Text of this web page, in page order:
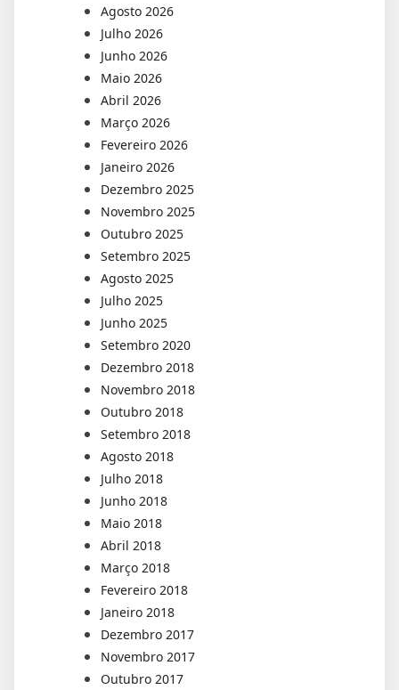
Agosto 2026
Julho 2026
Junho 2026
Maio 2026
Abril 2026
Março 2026
Fevereiro 2026
Janeiro 2026
Dezembro 2025
Novembro 2025
Outubro 2025
Setembro 2025
Agosto 2025
Julho 2025
Junho 2025
Setembro 2020
Dezembro 2018
Novembro 2018
Outubro 2018
Setembro 2018
Agosto 2018
Julho 2018
Junho 2018
Maio 2018
Abril 2018
Março 2018
Fevereiro 2018
Janeiro 2018
Dezembro 2017
Novembro 2017
Outubro 2017